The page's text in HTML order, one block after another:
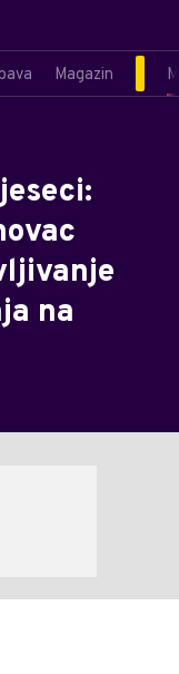
Magazin
na